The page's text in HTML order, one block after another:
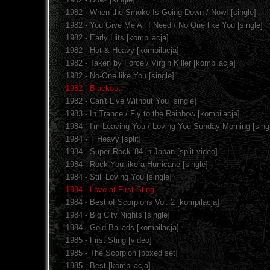
1982 - When the Smoke Is Going Down / Now! [single]
1982 - You Give Me All I Need / No One like You [single]
1982 - Early Hits [kompilacja]
1982 - Hot & Heavy [kompilacja]
1982 - Taken by Force / Virgin Killer [kompilacja]
1982 - No-One like You [single]
1982 - Blackout
1982 - Can't Live Without You [single]
1983 - In Trance / Fly to the Rainbow [kompilacja]
1984 - I'm Leaving You / Loving You Sunday Morning
1984 - + Heavy [split]
1984 - Super Rock '84 in Japan [split video]
1984 - Rock You like a Hurricane [single]
1984 - Still Loving You [single]
1984 - Love at First Sting
1984 - Best of Scorpions Vol. 2 [kompilacja]
1984 - Big City Nights [single]
1984 - Gold Ballads [kompilacja]
1985 - First Sting [video]
1985 - The Scorpion [boxed set]
1985 - Best [kompilacja]